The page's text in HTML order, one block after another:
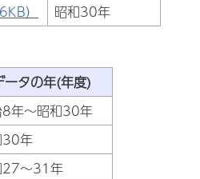
）
昭和30年
ータの年(年度)
8年～昭和30年
30年
27～31年